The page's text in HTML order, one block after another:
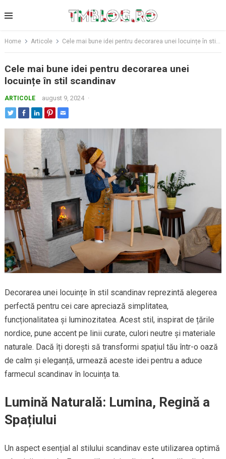
to
Home Articole Cele mai bune idei pentru decorarea unei locuințe în stil scandinav
Cele mai bune idei pentru decorarea unei
locuințe în stil scandinav
ARTICOLE august 9, 2024 ·
Decorarea unei locuințe în stil scandinav reprezintă alegerea
perfectă pentru cei care apreciază simplitatea,
funcționalitatea și luminozitatea. Acest stil, inspirat de țările
nordice, pune accent pe linii curate, culori neutre și materiale
naturale. Dacă îți dorești să transformi spațiul tău într-o oază
de calm și eleganță, urmează aceste idei pentru a aduce
farmecul scandinav în locuința ta.
Lumină Naturală: Lumina, Regină a
Spațiului
Un aspect esențial al stilului scandinav este utilizarea optimă